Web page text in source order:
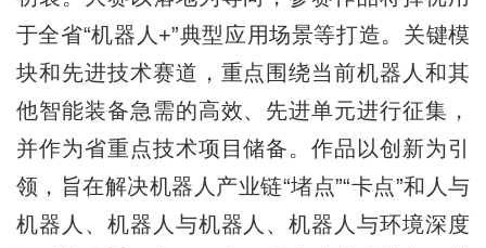
于全省“机器人+”典型应用场景等打造。关键模
块和先进技术赛道，重点围绕当前机器人和其
他智能装备急需的高效、先进单元进行征集，
并作为省重点技术项目储备。作品以创新为引
领，旨在解决机器人产业链“堵点”“卡点”和人与
机器人、机器人与机器人、机器人与环境深度